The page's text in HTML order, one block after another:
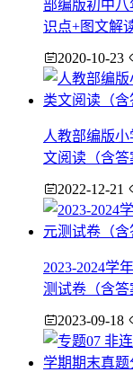
部编版初中八
识点+图文解
2020-10-23
人教部编版
文阅读（含答
2022-12-21
2023-2024学
测试卷（含答
2023-09-18